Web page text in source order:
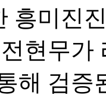
흥미진
현무가
해 검증